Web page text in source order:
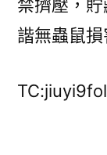
禁擠壓，
諧無蟲鼠損